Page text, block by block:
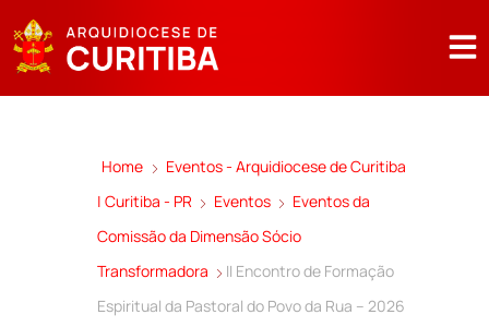
Home
Eventos - Arquidiocese de Curitiba
| Curitiba - PR
Eventos
Eventos da
Comissão da Dimensão Sócio
Transformadora
II Encontro de Formação
Espiritual da Pastoral do Povo da Rua – 2026